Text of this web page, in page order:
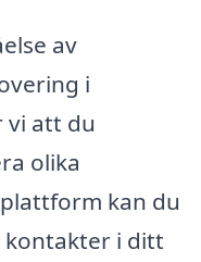
av
i
vi att du
olika
kan du
kontakter i ditt